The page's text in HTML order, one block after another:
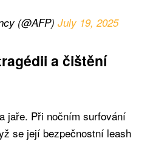
(@AFP) July 19, 2025
a čištění
jaře. Při nočním surfování
se její bezpečnostní leash